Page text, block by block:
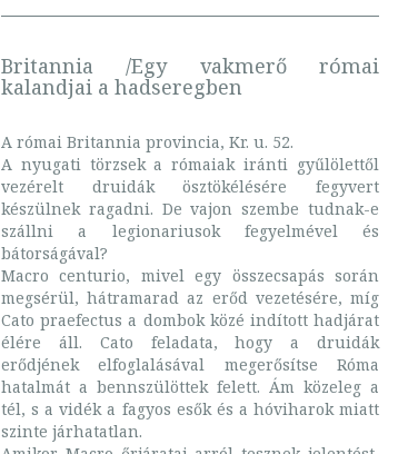
Britannia /Egy vakmerő római
kalandjai a hadseregben
A római Britannia provincia, Kr. u. 52.
A nyugati törzsek a rómaiak iránti gyűlölettől
vezérelt druidák ösztökélésére fegyvert
készülnek ragadni. De vajon szembe tudnak-e
szállni a legionariusok fegyelmével és
bátorságával?
Macro centurio, mivel egy összecsapás során
megsérül, hátramarad az erőd vezetésére, míg
Cato praefectus a dombok közé indított hadjárat
élére áll. Cato feladata, hogy a druidák
erődjének elfoglalásával megerősítse Róma
hatalmát a bennszülöttek felett. Ám közeleg a
tél, s a vidék a fagyos esők és a hóviharok miatt
szinte járhatatlan.